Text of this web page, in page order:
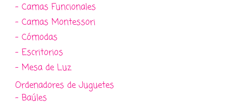
- Camas Funcionales
- Camas Montessori
- Cómodas
- Escritorios
- Mesa de Luz
Ordenadores de Juguetes
- Baúles